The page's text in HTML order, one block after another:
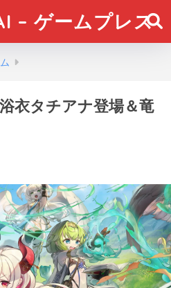
– ゲームプレス
衣タチアナ登場＆竜